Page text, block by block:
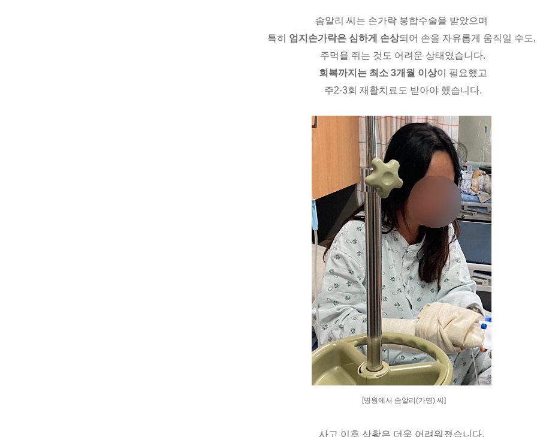
솜알리 씨는 손가락 봉합수술을 받았으며
특히 엄지손가락은 심하게 손상되어 손을 자유롭게 움직일 수도,
주먹을 쥐는 것도 어려운 상태였습니다.
회복까지는 최소3개월 이상이 필요했고
주2-3회 재활치료도 받아야 했습니다.
[병원에서 솜알리(가명) 씨]
사고 이후 상황은 더욱 어려워졌습니다.